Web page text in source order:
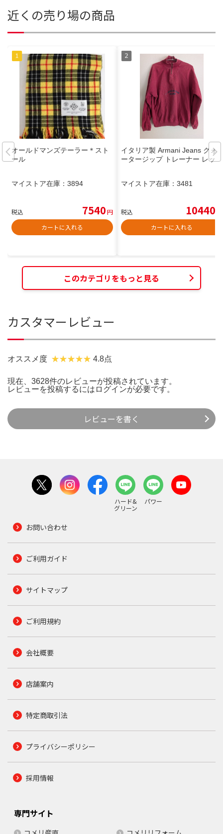
近くの売り場の商品
オールドマンズテーラー＊スト
ール
マイストア在庫： 3894
税込 7540円
カートに入れる
イタリア製 Armani Jeans クォ
ータージップ トレーナー レッド
マイストア在庫： 3481
税込 10440
カートに入れる
このカテゴリをもっと見る
カスタマーレビュー
オススメ度 4.8点
現在、3628件のレビューが投稿されています。
レビューを投稿するには ログインが必要です。
レビューを書く
ハード&
グリーン
パワー
お問い合わせ
ご利用ガイド
サイトマップ
ご利用規約
会社概要
店舗案内
特定商取引法
プライバシーポリシー
採用情報
専門サイト